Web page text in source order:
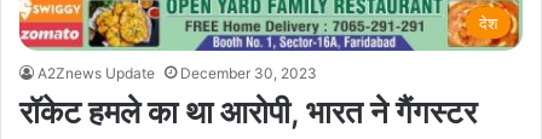
देश
A2Znews Update December 30, 2023
रॉकेट हमले का था आरोपी, भारत ने गैंगस्टर